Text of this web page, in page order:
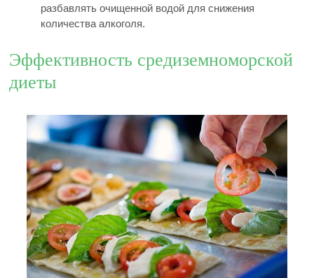
разбавлять очищенной водой для снижения
количества алкоголя.
Эффективность средиземноморской
диеты